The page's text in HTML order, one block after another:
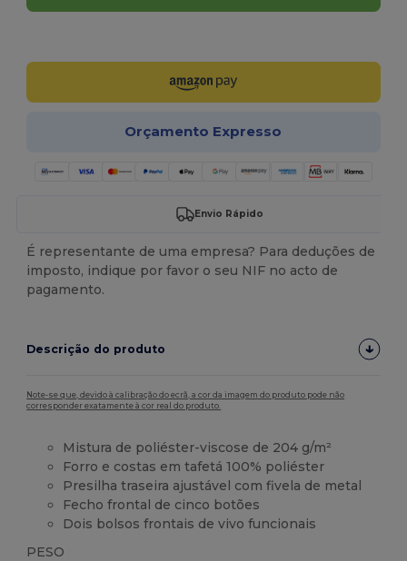
Orçamento Expresso
Envio Rápido
É representante de uma empresa? Para deduções de
imposto, indique por favor o seu NIF no acto de
pagamento.
Descrição do produto
Note-se que, devido à calibração do ecrã, a cor da imagem do produto pode não
corresponder exatamente à cor real do produto.
Mistura de poliéster-viscose de 204 g/m²
Forro e costas em tafetá 100% poliéster
Presilha traseira ajustável com fivela de metal
Fecho frontal de cinco botões
Dois bolsos frontais de vivo funcionais
PESO